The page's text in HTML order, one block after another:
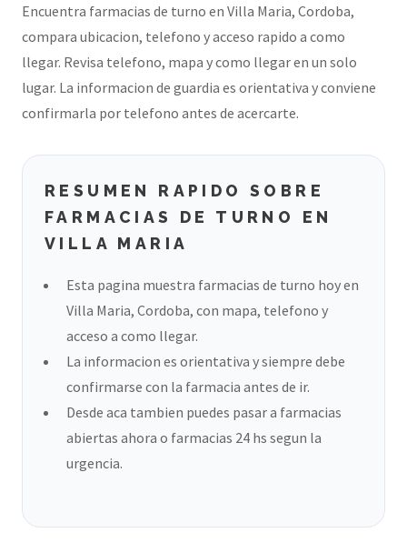
Encuentra farmacias de turno en Villa Maria, Cordoba,
compara ubicacion, telefono y acceso rapido a como
llegar. Revisa telefono, mapa y como llegar en un solo
lugar. La informacion de guardia es orientativa y conviene
confirmarla por telefono antes de acercarte.
RESUMEN RAPIDO SOBRE
FARMACIAS DE TURNO EN
VILLA MARIA
Esta pagina muestra farmacias de turno hoy en
Villa Maria, Cordoba, con mapa, telefono y
acceso a como llegar.
La informacion es orientativa y siempre debe
confirmarse con la farmacia antes de ir.
Desde aca tambien puedes pasar a farmacias
abiertas ahora o farmacias 24 hs segun la
urgencia.